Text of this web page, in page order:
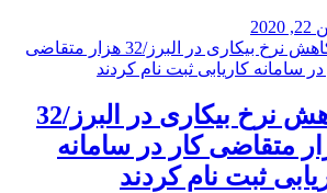
کاهش نرخ بیکاری در البرز/32
متقاضی کار در سامانه
ثبت نام کردند